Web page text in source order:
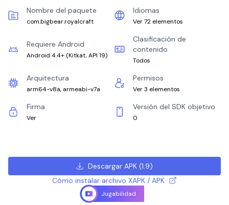
Nombre del paquete
com.bigbear.royalcraft
Idiomas
Ver 72 elementos
Requiere Android
Android 4.4+ (Kitkat, API 19)
Clasificación de
contenido
Todos
Arquitectura
arm64-v8a, armeabi-v7a
Permisos
Ver 3 elementos
Firma
Ver
Versión del SDK objetivo
0
Descargar APK (1.9)
Cómo instalar archivo XAPK / APK
Jugabilidad